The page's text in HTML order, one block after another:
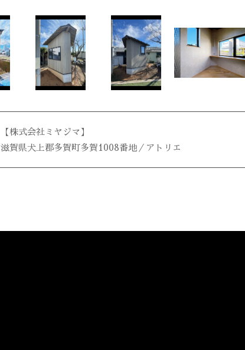
【株式会社ミヤジマ】
滋賀県犬上郡多賀町多賀1008番地／アトリエ